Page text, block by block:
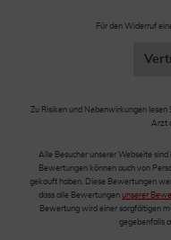
Für den Widerruf
Zu Risiken und Nebenwirkungen lesen
Arzt
Alle Besucher unserer Webseite
Bewertungen können auch von
gekauft haben. Diese Bewertungen
dass alle Bewertungen unserer
Bewertung wird einer sorgfältigen
gegebenfalls